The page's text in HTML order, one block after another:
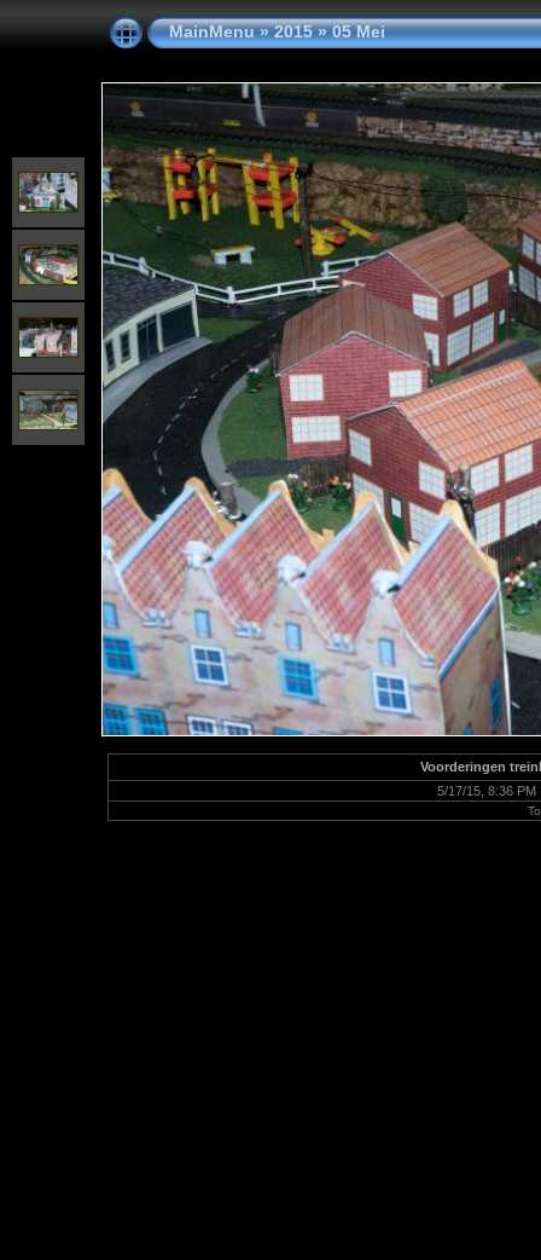
MainMenu»2015»05 Mei
Voorderingen
5/17/15, 8:36 PM